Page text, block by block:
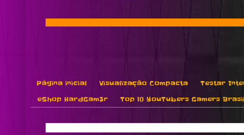
Página inicial Visualização Compacta Testar
eShop HardGam3r
Top 10 YouTubers Gamers